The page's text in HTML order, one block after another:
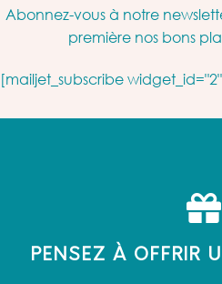
Abonnez-vous à notre
première nos bons
[mailjet_subscribe
PENSEZ À OFFRIR